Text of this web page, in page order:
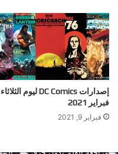
فبراير 2021
فبراير 9, 2021